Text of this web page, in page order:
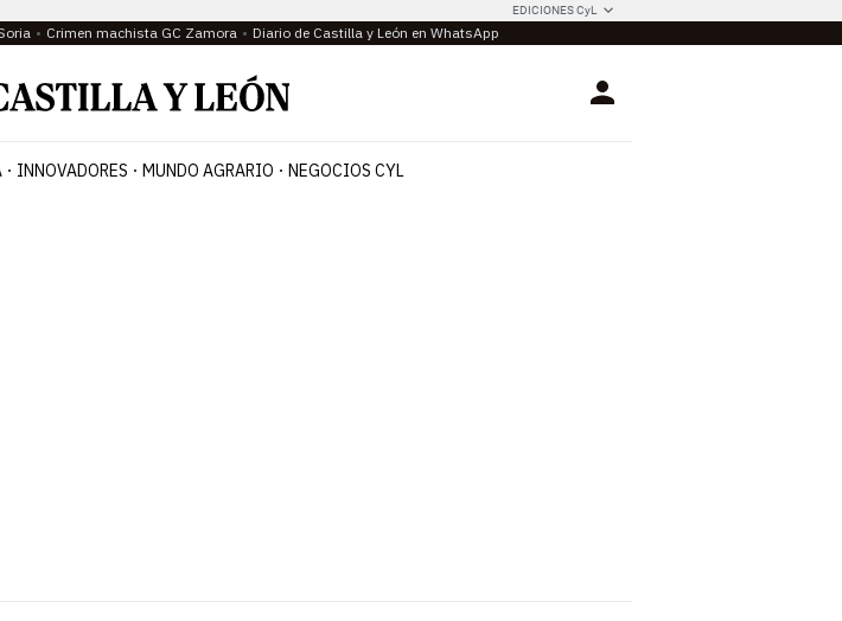
EDICIONES CyL
Crimen machista GC Zamora Diario de Castilla y León en WhatsApp
Login
INNOVADORES MUNDO AGRARIO NEGOCIOS CYL